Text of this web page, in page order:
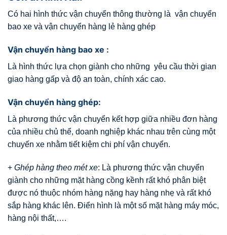
Có hai hình thức vận chuyển thông thường là vận chuyển
bao xe và vận chuyển hàng lẻ hàng ghép
Vận chuyển hàng bao xe :
Là hình thức lựa chọn giành cho những yêu cầu thời gian
giao hàng gấp và độ an toàn, chính xác cao.
Vận chuyển hàng ghép:
Là phương thức vận chuyển kết hợp giữa nhiều đơn hàng
của nhiều chủ thể, doanh nghiệp khác nhau trên cùng một
chuyến xe nhằm tiết kiệm chi phí vận chuyển.
+ Ghép hàng theo mét xe: Là phương thức vận chuyển
giành cho những mặt hàng cồng kềnh rất khó phân biệt
được nó thuộc nhóm hàng nặng hay hàng nhẹ và rất khó
sắp hàng khác lên. Điển hình là một số mặt hàng máy móc,
hàng nội thất,….